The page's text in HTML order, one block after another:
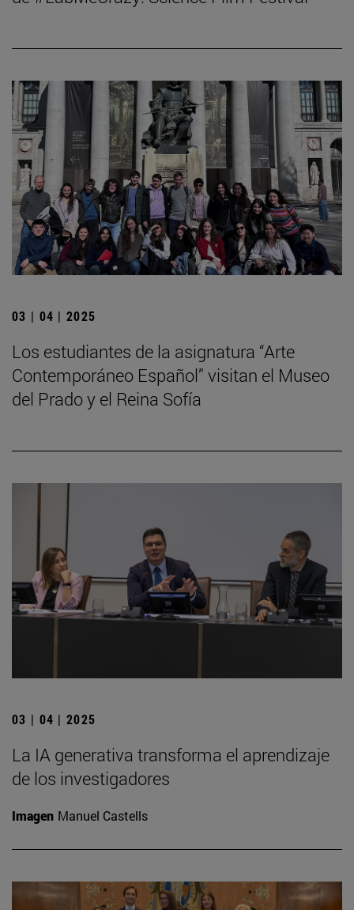
03 | 04 | 2025
Los estudiantes de la asignatura “Arte
Contemporáneo Español” visitan el Museo
del Prado y el Reina Sofía
03 | 04 | 2025
La IA generativa transforma el aprendizaje
de los investigadores
Imagen Manuel Castells